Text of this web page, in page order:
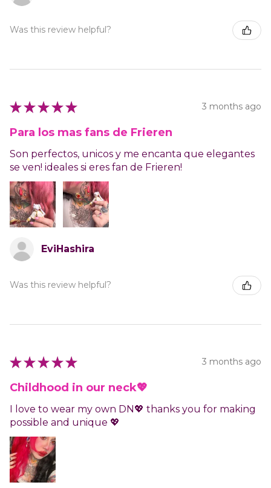
Was this review helpful?
★ ★ ★ ★ ★ 3 months ago
Para los mas fans de Frieren
Son perfectos, unicos y me encanta que elegantes
se ven! ideales si eres fan de Frieren!
EviHashira
Was this review helpful?
★ ★ ★ ★ ★ 3 months ago
Childhood in our neck💖
I love to wear my own DN💖 thanks you for making
possible and unique 💖